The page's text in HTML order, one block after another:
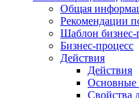
Общая
Рекомендации
Шаблон бизнес-
Бизнес-процесс
Действия
Действия
Основные
Свойства